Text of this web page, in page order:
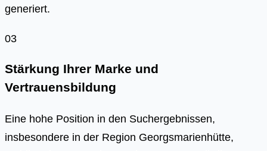
generiert.
03
Stärkung Ihrer Marke und
Vertrauensbildung
Eine hohe Position in den Suchergebnissen,
insbesondere in der Region Georgsmarienhütte,